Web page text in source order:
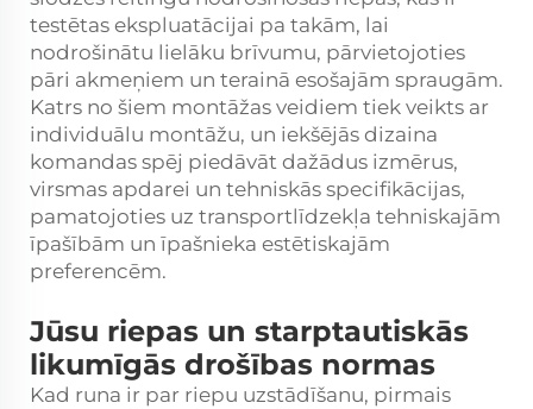
testētas ekspluatācijai pa takām, lai
nodrošinātu lielāku brīvumu, pārvietojoties
pāri akmeņiem un terainā esošajām spraugām.
Katrs no šiem montāžas veidiem tiek veikts ar
individuālu montāžu, un iekšējās dizaina
komandas spēj piedāvāt dažādus izmērus,
virsmas apdarei un tehniskās specifikācijas,
pamatojoties uz transportlīdzekļa tehniskajām
īpašībām un īpašnieka estētiskajām
preferencēm.
Jūsu riepas un starptautiskās
likumīgās drošības normas
Kad runa ir par riepu uzstādīšanu, pirmais